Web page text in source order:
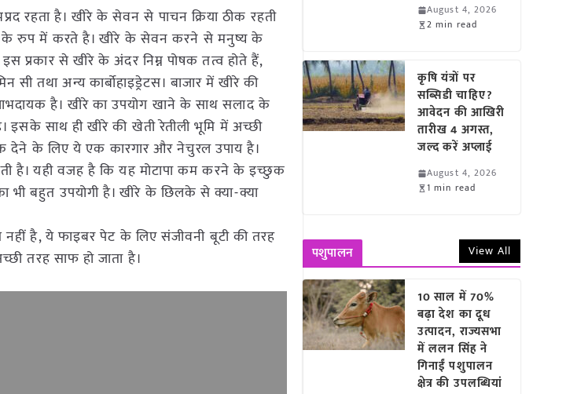
रहता है। खीरे के सेवन से पाचन क्रिया ठीक रहती
के रुप में करते है। खीरे के सेवन करने से मनुष्य के
इस प्रकार से खीरे के अंदर निम्न पोषक तत्व होते हैं,
तथा अन्य कार्बोहाइड्रेटस। बाजार में खीरे की
है। खीरे का उपयोग खाने के साथ सलाद के
इसके साथ ही खीरे की खेती रेतीली भूमि में अच्छी
देने के लिए ये एक कारगार और नेचुरल उपाय है।
है। यही वजह है कि यह मोटापा कम करने के इच्छुक
भी बहुत उपयोगी है। खीरे के छिलके से क्या-क्या
है, ये फाइबर पेट के लिए संजीवनी बूटी की तरह
तरह साफ हो जाता है।
August 4, 2026
2 min read
कृषि यंत्रों पर
सब्सिडी चाहिए?
आवेदन की आखिरी
तारीख 4 अगस्त,
जल्द करें अप्लाई
August 4, 2026
1 min read
पशुपालन View All
10 साल में 70%
बढ़ा देश का दूध
उत्पादन, राज्यसभा
में ललन सिंह ने
गिनाईं पशुपालन
क्षेत्र की उपलब्धियां